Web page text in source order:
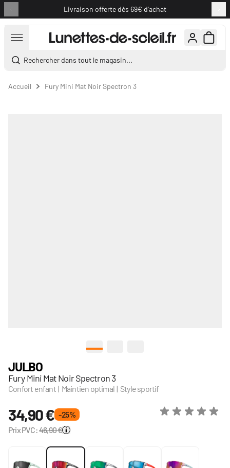
Livraison offerte dès 69€ d'achat
Rechercher dans tout le magasin...
Accueil Fury Mini Mat Noir Spectron 3
JULBO
Fury Mini Mat Noir Spectron 3
Confort enfant | Maintien optimal | Style sportif
34,90 € - 25 %
Prix PVC:46,90 €